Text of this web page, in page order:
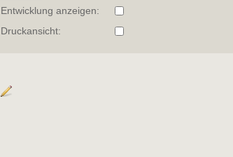
Entwicklung anzeigen:
Druckansicht: